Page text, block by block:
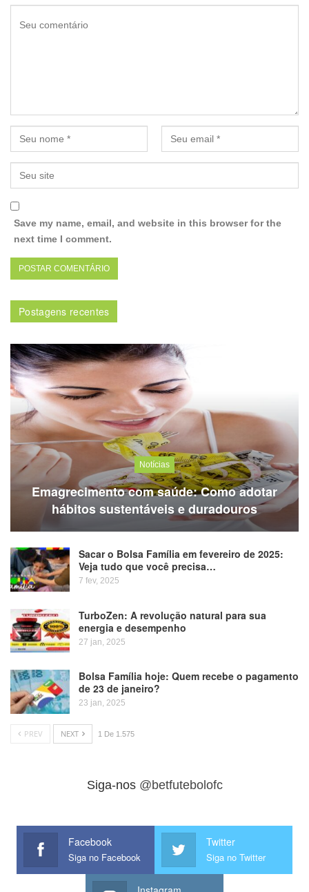
Save my name, email, and website in this browser for the
next time I comment.
Postagens recentes
Notícias
Emagrecimento com saúde: Como adotar
hábitos sustentáveis e duradouros
Sacar o Bolsa Família em fevereiro de 2025:
Veja tudo que você precisa…
7 fev, 2025
TurboZen: A revolução natural para sua
energia e desempenho
27 jan, 2025
Bolsa Família hoje: Quem recebe o pagamento
de 23 de janeiro?
23 jan, 2025
PREV NEXT 1 De 1.575
Siga-nos @betfutebolofc
Facebook
Siga no Facebook
Twitter
Siga no Twitter